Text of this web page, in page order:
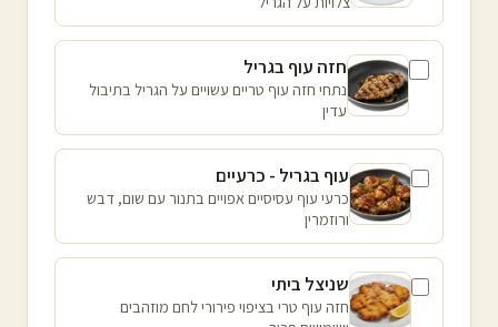
חזה עוף בגריל
נתחי חזה עוף טריים עשויים על הגריל בתיבול
עדין
עוף בגריל - כרעיים
כרעי עוף עסיסיים אפויים בתנור עם שום, דבש
ורוזמרין
שניצל ביתי
חזה עוף טרי בציפוי פירורי לחם מוזהבים